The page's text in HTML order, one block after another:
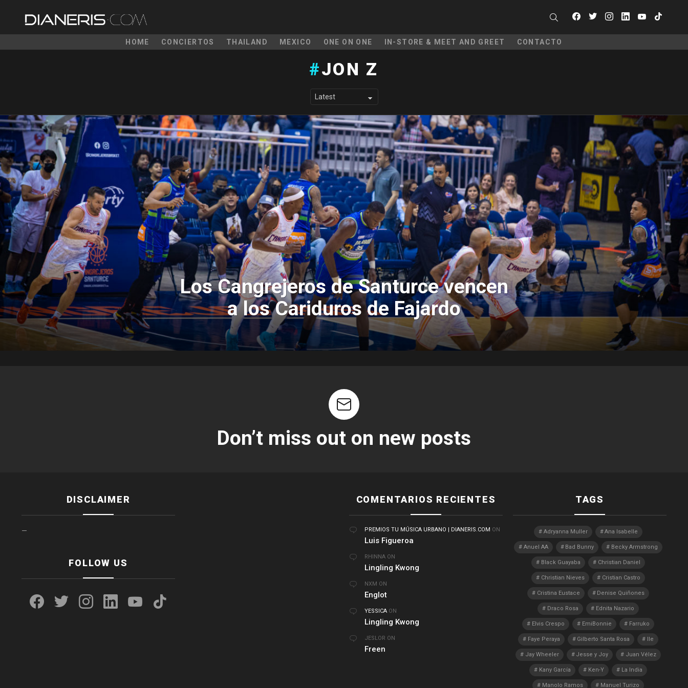
SEARCH facebooktwitterinstagram
linkedin youtube
HOME CONCIERTOS THAILAND MEXICO ONE ON ONE IN-STORE & MEET AND GREET CONTACTO
JON Z
LATEST STORIES
Los Cangrejeros de Santurce vencen
a los Cariduros de Fajardo
Don’t miss out on new posts
DISCLAIMER
—
FOLLOW US
COMENTARIOS RECIENTES
PREMIOS TU MÚSICA URBANO | DIANERIS.COM ON
Luis Figueroa
RHINNA ON
Lingling Kwong
NXM ON
Englot
YESSICA ON
Lingling Kwong
JESLOR ON
Freen
TAGS
Adryanna Muller Ana Isabelle
Anuel AA Bad Bunny Becky Armstrong
Black Guayaba Christian Daniel
Christian Nieves Cristian Castro
Cristina Eustace Denise Quiñones
Draco Rosa Ednita Nazario
Elvis Crespo EmiBonnie Farruko
Faye Peraya Gilberto Santa Rosa Ile
Jay Wheeler Jesse y Joy Juan Vélez
Kany García Ken-Y La India
Manolo Ramos Manuel Turizo